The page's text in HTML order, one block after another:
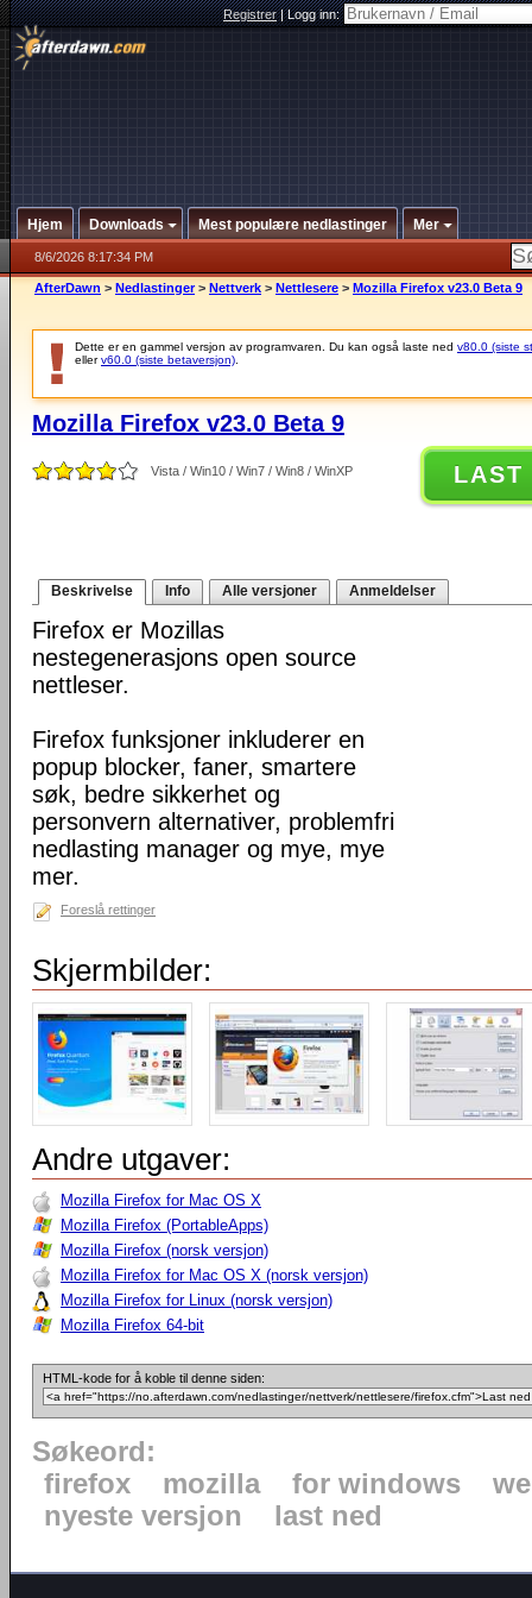
Registrer|Logg inn:
Hjem Downloads Mest populære nedlastinger Mer
8/6/2026 8:17:34 PM
AfterDawn > Nedlastinger > Nettverk > Nettlesere > Mozilla Firefox v23.0 Beta 9
Dette er en gammel versjon av programvaren. Du kan også laste ned v80.0 (siste
ellerv60.0 (siste betaversjon)
Mozilla Firefox v23.0 Beta 9
Vista / Win10 / Win7 / Win8 / WinXP LAST
Beskrivelse Info Alle versjoner Anmeldelser
Firefox er Mozillas
nestegenerasjons open source
nettleser.
Firefox funksjoner inkluderer en
popup blocker, faner, smartere
søk, bedre sikkerhet og
personvern alternativer, problemfri
nedlasting manager og mye, mye
mer.
Foreslå rettinger
Skjermbilder:
Andre utgaver:
Mozilla Firefox for Mac OS X
Mozilla Firefox (PortableApps)
Mozilla Firefox (norsk versjon)
Mozilla Firefox for Mac OS X (norsk versjon)
Mozilla Firefox for Linux (norsk versjon)
Mozilla Firefox 64-bit
HTML-kode for å koble til denne siden:
Søkeord:
firefox
mozilla for windows
nyeste versjon
last ned